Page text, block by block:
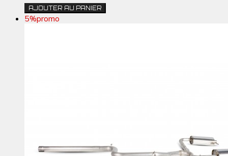
AJOUTER AU PANIER
5%promo